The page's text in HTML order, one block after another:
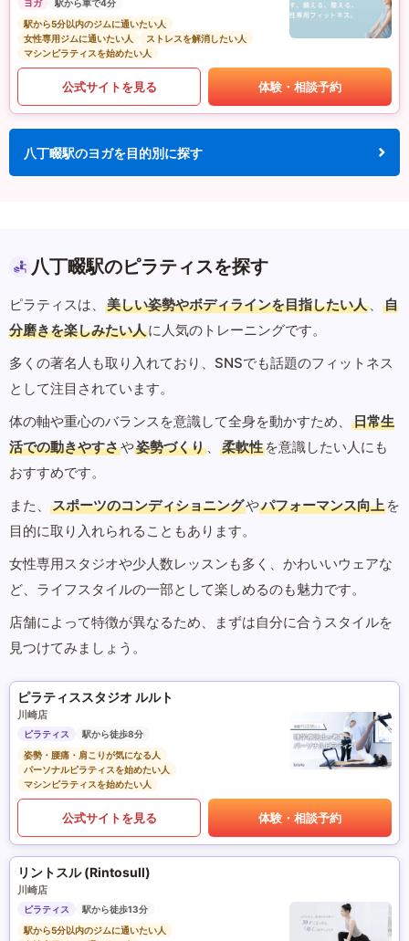
ヨガ
駅から車で4分
駅から5分以内のジムに通いたい人
女性専用ジムに通いたい人
ストレスを解消したい人
マシンピラティスを始めたい人
公式サイトを見る 体験・相談予約
八丁畷駅のヨガを目的別に探す
八丁畷駅のピラティスを探す
ピラティスは、 美しい姿勢やボディラインを目指したい人 、
自
分磨きを楽しみたい人に人気のトレーニングです。
多くの著名人も取り入れており、SNSでも話題のフィットネス
として注目されています。
体の軸や重心のバランスを意識して全身を動かすため、
日常生
活での動きやすさや姿勢づくり 、 柔軟性 を意識したい人にも
おすすめです。
また、
スポーツのコンディショニングやパフォーマンス向上 を
目的に取り入れられることもあります。
女性専用スタジオや少人数レッスンも多く、かわいいウェアな
ど、ライフスタイルの一部として楽しめるのも魅力です。
店舗によって特徴が異なるため、まずは自分に合うスタイルを
見つけてみましょう。
ピラティススタジオ ルルト
川崎店
ピラティス
駅から徒歩8分
姿勢・腰痛・肩こりが気になる人
パーソナルピラティスを始めたい人
マシンピラティスを始めたい人
公式サイトを見る 体験・相談予約
リントスル (Rintosull)
川崎店
ピラティス
駅から徒歩13分
駅から5分以内のジムに通いたい人